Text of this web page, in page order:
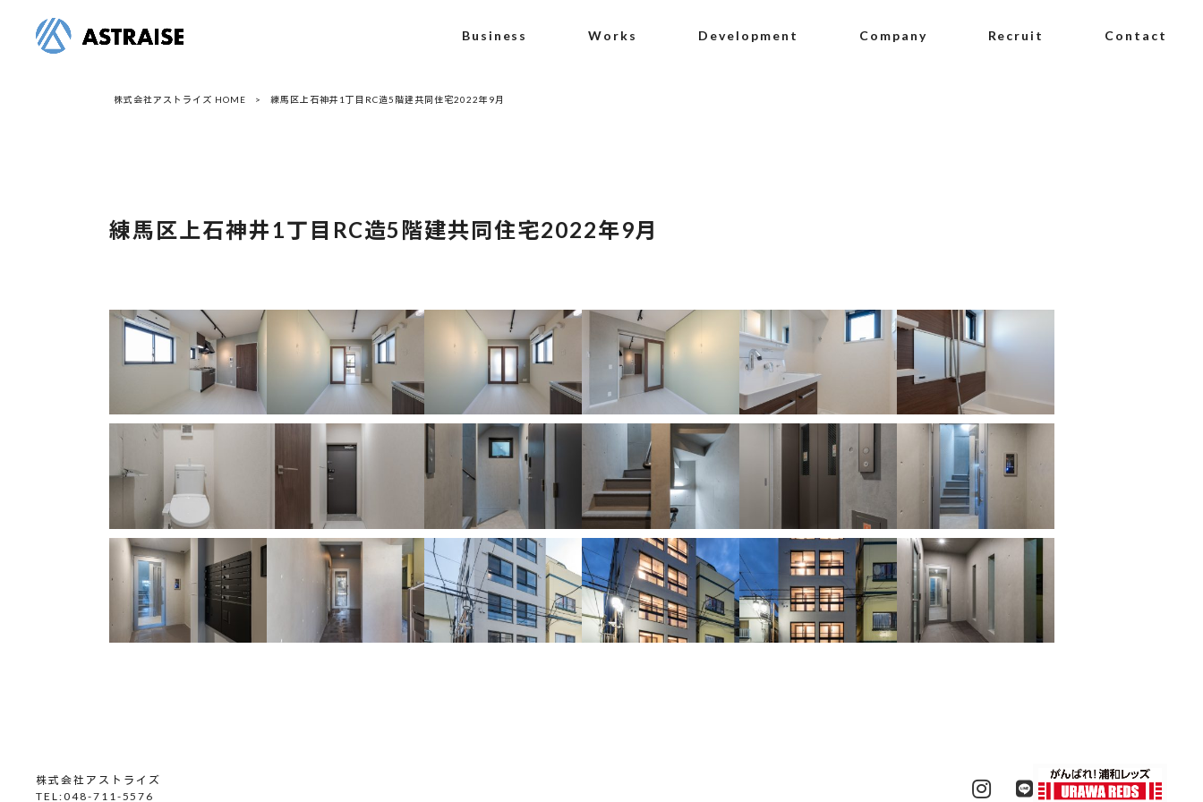
Business Works Development Company Recruit Contact
株式会社アストライズ HOME > 練馬区上石神井1丁目RC造5階建共同住宅2022年9月
練馬区上石神井1丁目RC造5階建共同住宅2022年9月
株式会社アストライズ
TEL:048-711-5576